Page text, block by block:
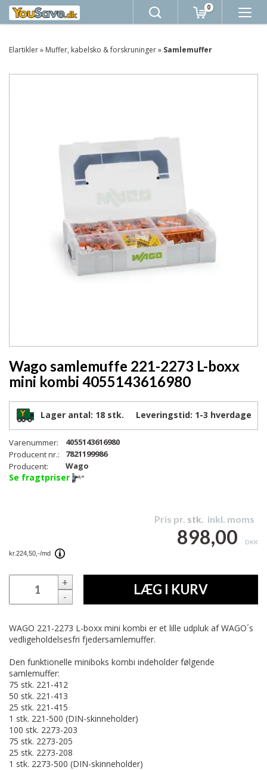
0
Elartikler» Muffer, kabelsko & forskruninger» Samlemuffer
Wago samlemuffe 221-2273 L-boxx
mini kombi 4055143616980
Lager antal: 18 stk. Leveringstid: 1-3 hverdage
Varenummer:
4055143616980
Producent nr.:
7821199986
Producent:
Wago
Se fragtpriser
Pris pr. stk. inkl. moms
898,00 DKK
+
-
LÆG I KURV
WAGO 221-2273 L-boxx mini kombi er et lille udpluk af WAGO´s
vedligeholdelsesfri fjedersamlemuffer.
Den funktionelle miniboks kombi indeholder følgende
samlemuffer:
75 stk. 221-412
50 stk. 221-413
25 stk. 221-415
1 stk. 221-500 (DIN-skinneholder)
100 stk. 2273-203
75 stk. 2273-205
25 stk. 2273-208
1 stk. 2273-500 (DIN-skinneholder)